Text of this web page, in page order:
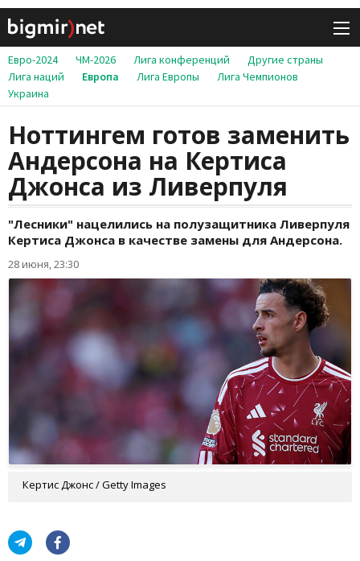
Евро-2024 ЧМ-2026 Лига конференций
Другие страны
Лига наций
Европа Лига Европы
Лига Чемпионов
Украина
Ноттингем готов заменить
Андерсона на Кертиса
Джонса из Ливерпуля
"Лесники" нацелились на полузащитника Ливерпуля
Кертиса Джонса в качестве замены для Андерсона.
28 июня, 23:30
Кертис Джонс / Getty Images